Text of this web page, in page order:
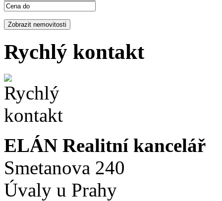
Rychlý kontakt
ELÁN Realitní kancelář
Smetanova 240
Úvaly u Prahy